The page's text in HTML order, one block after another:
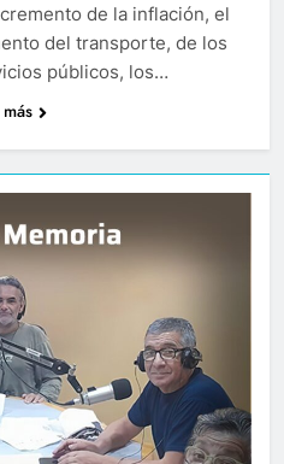
de la inflación, el
del transporte, de los
públicos, los…